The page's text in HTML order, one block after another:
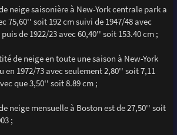
neige saisonière à New-York centrale park a
75,60'' soit 192 cm suivi de 1947/48 avec
de 1922/23 avec 60,40'' soit 153.40 cm ;
de neige en toute une saison à New-York
en 1972/73 avec seulement 2,80'' soit 7,11
que 3,50'' soit 8.89 cm ;
neige mensuelle à Boston est de 27,50'' soit
;